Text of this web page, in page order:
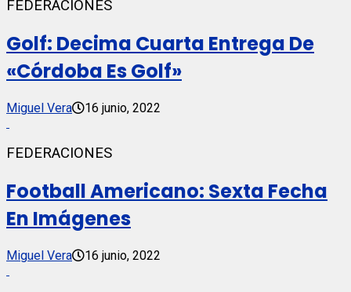
FEDERACIONES
Golf: Decima Cuarta Entrega De
«Córdoba Es Golf»
Miguel Vera 16 junio, 2022
FEDERACIONES
Football Americano: Sexta Fecha
En Imágenes
Miguel Vera 16 junio, 2022